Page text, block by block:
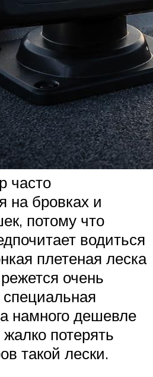
часто
на бровках и
потому что
водиться
плетеная леска
очень
специальная
намного дешевле
потерять
такой лески.